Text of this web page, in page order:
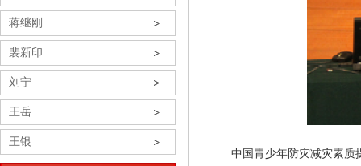
蒋继刚
裴新印
刘宁
王岳
王银
中国青少年防灾减灾素质